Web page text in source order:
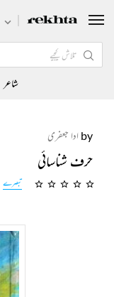
by ادا جعفری
حرف شناسائی
تبصرے
شاعر